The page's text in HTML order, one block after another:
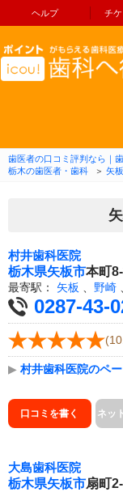
ヘルプ チ
歯医者の口コミ評判なら｜
栃木の歯医者・歯科
＞ 矢
村井歯科医院
栃木県矢板市本町
最寄駅： 矢板 野崎
0287-43-
▶ 村井歯科医院のペ
口コミを書く ネッ
大島歯科医院
栃木県矢板市扇町